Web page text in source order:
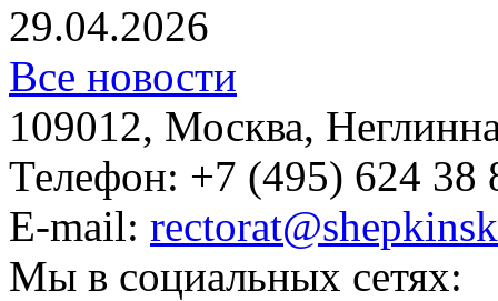
29.04.2026
Все новости
109012, Москва,
Телефон: +7 (495) 624 38
E-mail:
Мы в социальных сетях: